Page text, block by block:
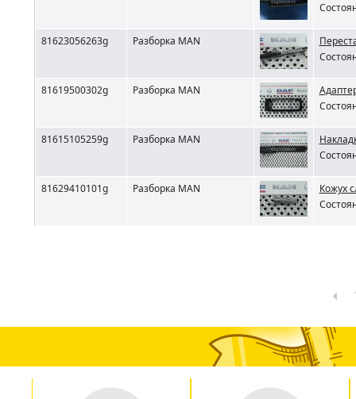
81623056263g Разборка MAN
81619500302g Разборка MAN
81615105259g Разборка MAN
81629410101g Разборка MAN
Кожух